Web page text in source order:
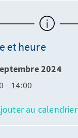
et heure
2024
- 14:00
au calendrier